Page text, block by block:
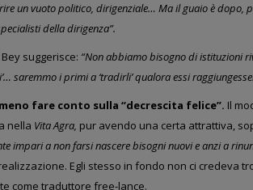
un vuoto politico, dirigenziale… Ma il guaio è dopo,
della dirigenza”.
suggerisce: “Non abbiamo bisogno di istituzioni
saremmo i primi a ‘tradirli’ qualora essi
fare conto sulla “decrescita felice”. Il
nella Vita Agra, pur avendo una certa attrattiva,
impari a non farsi nascere bisogni nuovi eanzi a
Egli stesso in fondo non ci credeva
come traduttore free-lance.